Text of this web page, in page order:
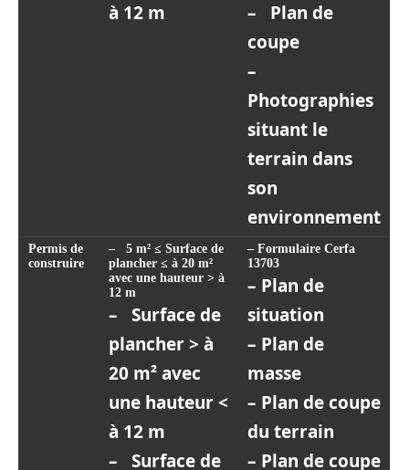
à 12 m
– Plan de
coupe
–
Photographies
situant le
terrain dans
son
environnement
Permis de
construire
– 5 m² ≤ Surface de
plancher ≤ à 20 m²
avec une hauteur > à
12 m
– Surface de
plancher > à
20 m² avec
une hauteur <
à 12 m
– Surface de
– Formulaire Cerfa
13703
– Plan de
situation
– Plan de
masse
– Plan de coupe
du terrain
– Plan de coupe